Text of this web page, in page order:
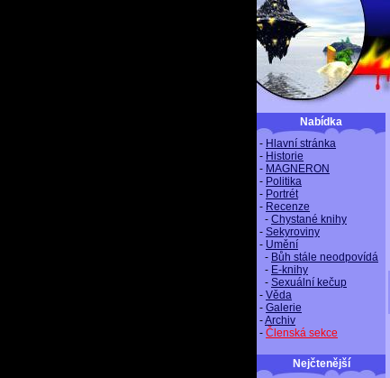
Nabídka
- Hlavní stránka
- Historie
- MAGNERON
- Politika
- Portrét
- Recenze
- Chystané knihy
- Sekyroviny
- Umění
- Bůh stále neodpovídá
- E-knihy
- Sexuální kečup
- Věda
- Galerie
-Archiv
- Členská sekce
Nejčtenější